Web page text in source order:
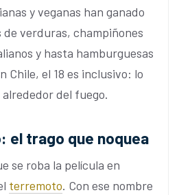
y veganas han ganado
verduras, champiñones
y hasta hamburguesas
Chile, el 18 es inclusivo: lo
del fuego.
el trago que noquea
se roba la película en
terremoto. Con ese nombre